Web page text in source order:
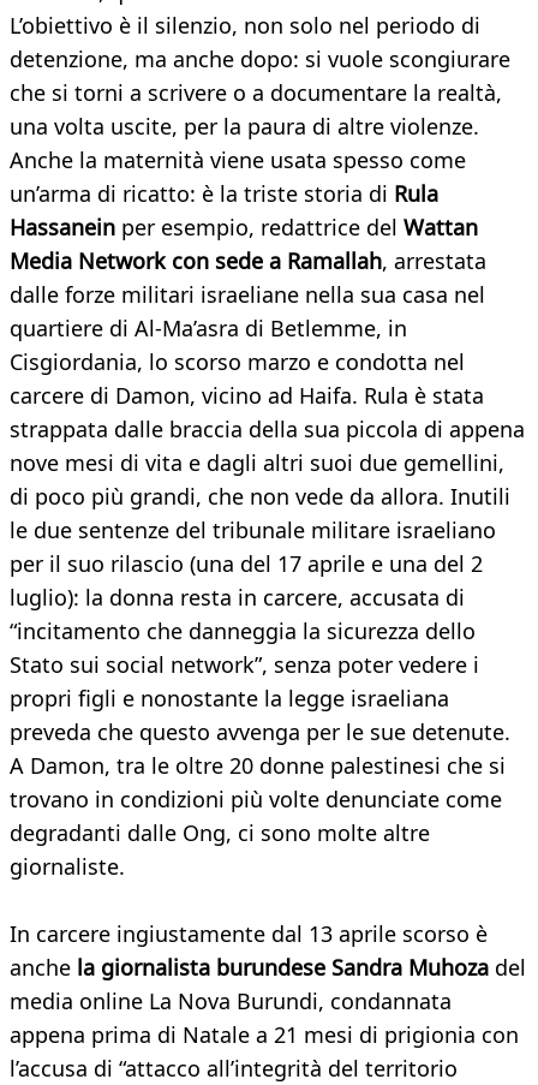
L’obiettivo è il silenzio, non solo nel periodo di
detenzione, ma anche dopo: si vuole scongiurare
che si torni a scrivere o a documentare la realtà,
una volta uscite, per la paura di altre violenze.
Anche la maternità viene usata spesso come
un’arma di ricatto: è la triste storia di Rula
Hassanein per esempio, redattrice del Wattan
Media Network con sede a Ramallah, arrestata
dalle forze militari israeliane nella sua casa nel
quartiere di Al-Ma’asra di Betlemme, in
Cisgiordania, lo scorso marzo e condotta nel
carcere di Damon, vicino ad Haifa. Rula è stata
strappata dalle braccia della sua piccola di appena
nove mesi di vita e dagli altri suoi due gemellini,
di poco più grandi, che non vede da allora. Inutili
le due sentenze del tribunale militare israeliano
per il suo rilascio (una del 17 aprile e una del 2
luglio): la donna resta in carcere, accusata di
“incitamento che danneggia la sicurezza dello
Stato sui social network”, senza poter vedere i
propri figli e nonostante la legge israeliana
preveda che questo avvenga per le sue detenute.
A Damon, tra le oltre 20 donne palestinesi che si
trovano in condizioni più volte denunciate come
degradanti dalle Ong, ci sono molte altre
giornaliste.
In carcere ingiustamente dal 13 aprile scorso è
anche la giornalista burundese Sandra Muhoza del
media online La Nova Burundi, condannata
appena prima di Natale a 21 mesi di prigionia con
l’accusa di “attacco all’integrità del territorio